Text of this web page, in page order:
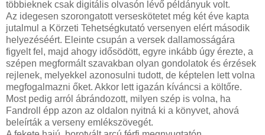
többieknek csak digitális olvasón lévő példányuk volt.
Az idegesen szorongatott verseskötetet még két éve kapta
jutalmul a Körzeti Tehetségkutató versenyen elért második
helyezéséért. Eleinte csupán a versek dallamosságára
figyelt fel, majd ahogy idősödött, egyre inkább úgy érezte, a
szépen megformált szavakban olyan gondolatok és érzések
rejlenek, melyekkel azonosulni tudott, de képtelen lett volna
megfogalmazni őket. Akkor lett igazán kíváncsi a költőre.
Most pedig arról ábrándozott, milyen szép is volna, ha
Fandroll épp azon az oldalon nyitná ki a könyvet, ahová
beleírták a verseny emlékszövegét.